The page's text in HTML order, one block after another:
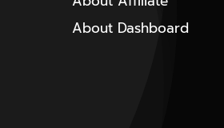
About Dashboard